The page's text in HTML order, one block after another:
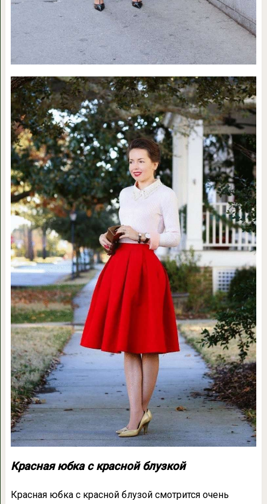
Красная юбка с красной блузкой
Красная юбка с красной блузой смотрится очень